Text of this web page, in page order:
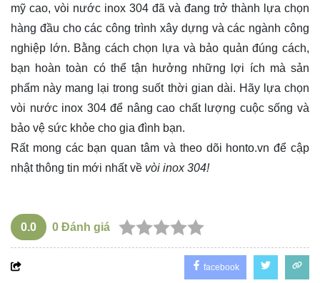
mỹ cao, vòi nước inox 304 đã và đang trở thành lựa chọn
hàng đầu cho các công trình xây dựng và các ngành công
nghiệp lớn. Bằng cách chọn lựa và bảo quản đúng cách,
bạn hoàn toàn có thể tận hưởng những lợi ích mà sản
phẩm này mang lại trong suốt thời gian dài. Hãy lựa chọn
vòi nước inox 304 để nâng cao chất lượng cuộc sống và
bảo vệ sức khỏe cho gia đình bạn.
Rất mong các bạn quan tâm và theo dõi honto.vn để cập
nhật thông tin mới nhất về vòi inox 304!
0.0 0 Đánh giá
facebook